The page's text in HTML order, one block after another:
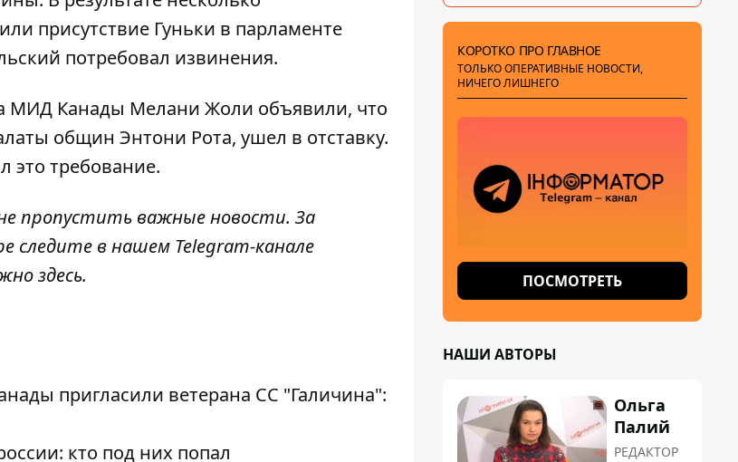
присутствие Гуньки в парламенте
потребовал извинения.
МИД Канады Мелани Жоли объявили, что
общин Энтони Рота, ушел в отставку.
это требование.
пропустить важные новости. За
следите в нашем Telegram-канале
здесь.
пригласили ветерана СС "Галичина":
кто под них попал
КОРОТКО ПРО ГЛАВНОЕ
ТОЛЬКО ОПЕРАТИВНЫЕ НОВОСТИ,
НИЧЕГО ЛИШНЕГО
ПОСМОТРЕТЬ
НАШИ АВТОРЫ
Ольга
Палий
РЕДАКТОР